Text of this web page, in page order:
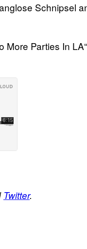
Schnipsel
More Parties In
Twitter.